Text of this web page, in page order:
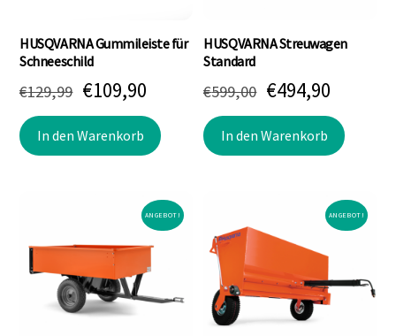
HUSQVARNA Gummileiste für
Schneeschild
€129,99 Ursprünglicher
Preis
war:
€109,90Aktueller
Preis
ist:
In den Warenkorb
HUSQVARNA Streuwagen
Standard
€599,00 Ursprünglicher
Preis
war:
€494,90
Preis
ist:
In den Warenkorb
ANGEBOT! ANGEBOT!